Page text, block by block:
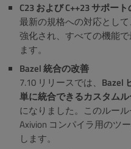
C23 および C++23 サポー
最新の規格への対応として、
強化され、すべての機能
ます。
Bazel 統合の改善
7.10 リリースでは、 Bazel
単に統合できるカスタム
になりました。このルー
Axivion コンパイラ用のツ
します。